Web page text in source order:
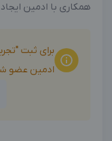
همکاری با ادمین
برای ثبت
ادمین عضو